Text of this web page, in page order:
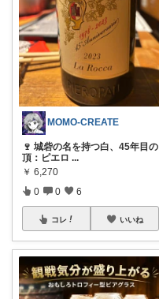
MOMO-CREATE
🍷 城砦の名を持つ白、45年目の
頂：ピエロ ...
￥ 6,270
0 0 6
コレ いいね